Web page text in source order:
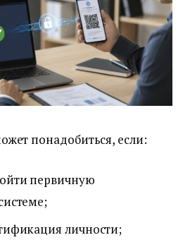
понадобиться, если:
первичную
личности;